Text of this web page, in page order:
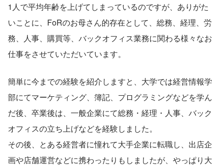
1人で平均年齢を上げてしまっているのですが、ありがた
いことに、FoRのお母さん的存在として、総務、経理、労
務、人事、購買等、バックオフィス業務に関わる様々なお
仕事をさせていただいています。
簡単に今までの経験を紹介しますと、大学では経営情報学
部にてマーケティング、簿記、プログラミングなどを学ん
だ後、卒業後は、一般企業にて総務・経理・人事、バック
オフィスの立ち上げなどを経験しました。
その後、とある経営者に憧れて大手企業に転職し、出店企
画や店舗運営などに携わったりもしましたが、やっぱり大